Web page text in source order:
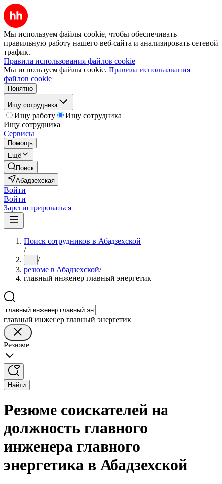
Мы используем файлы cookie, чтобы обеспечивать
правильную работу нашего веб-сайта и анализировать сетевой
трафик.
Правила использования файлов cookie
Мы используем файлы cookie. Правила использования
файлов cookie
Понятно
Ищу сотрудника
Ищу работу
Ищу сотрудника
Ищу сотрудника
Сервисы
Помощь
Ещё
Поиск
Абадзехская
Войти
Войти
Зарегистрироваться
Поиск сотрудников в Абадзехской
/
... /
резюме в Абадзехской/
главный инженер главный энергетик
главный инженер главный энергетик
Резюме
Найти
Резюме соискателей на
должность главного
инженера главного
энергетика в Абадзехской